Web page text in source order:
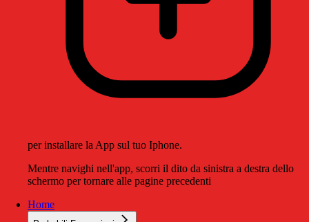
per installare la App sul tuo Iphone.
Mentre navighi nell'app, scorri il dito da sinistra a destra dello
schermo per tornare alle pagine precedenti
Home